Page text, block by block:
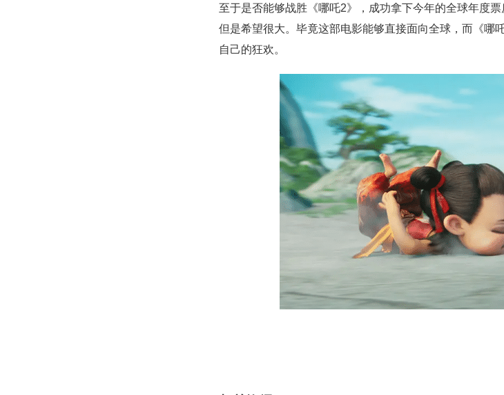
至于是否能够战胜《哪吒2》，成功拿下今年的全球年度
但是希望很大。毕竟这部电影能够直接面向全球，而《哪
自己的狂欢。